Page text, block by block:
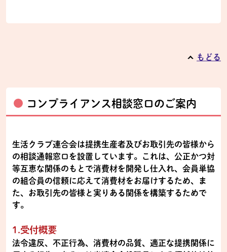
もどる
コンプライアンス相談窓口のご案内
生活クラブ連合会は提携生産者及びお取引先の皆様から
の相談通報窓口を設置しています。これは、公正かつ対
等互恵な関係のもとで消費材を開発し仕入れ、会員単協
の組合員の信頼に応えて消費材をお届けするため、ま
た、お取引先の皆様と実りある関係を構築するためで
す。
1.受付概要
法令違反、不正行為、消費材の品質、適正な提携関係に